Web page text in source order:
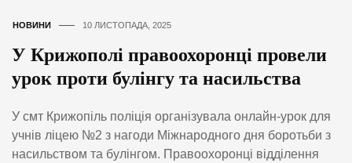
НОВИНИ 10 ЛИСТОПАДА, 2025
У Крижополі правоохоронці провели
урок проти булінгу та насильства
У смт Крижопіль поліція організувала онлайн-урок для
учнів ліцею №2 з нагоди Міжнародного дня боротьби з
насильством та булінгом. Правоохоронці відділення